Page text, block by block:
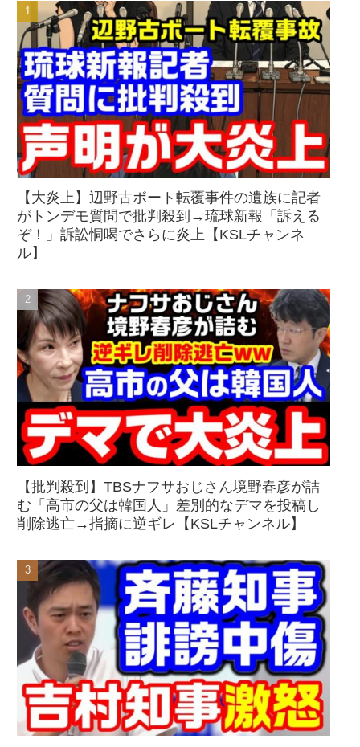
【大炎上】辺野古ボート転覆事件の遺族に記者
がトンデモ質問で批判殺到→琉球新報「訴える
ぞ！」訴訟恫喝でさらに炎上【KSLチャンネ
ル】
【批判殺到】TBSナフサおじさん境野春彦が詰
む「高市の父は韓国人」差別的なデマを投稿し
削除逃亡→指摘に逆ギレ【KSLチャンネル】